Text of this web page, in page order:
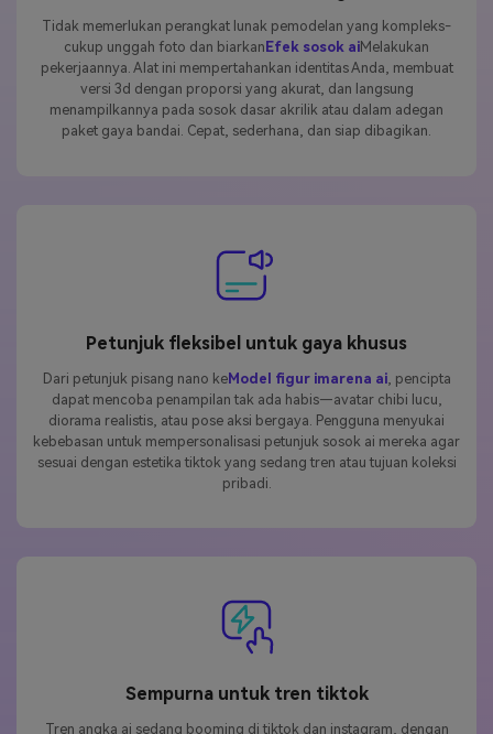
Tidak memerlukan perangkat lunak pemodelan yang kompleks-
cukup unggah foto dan biarkan Efek sosok aiMelakukan
pekerjaannya. Alat ini mempertahankan identitas Anda, membuat
versi 3d dengan proporsi yang akurat, dan langsung
menampilkannya pada sosok dasar akrilik atau dalam adegan
paket gaya bandai. Cepat, sederhana, dan siap dibagikan.
Petunjuk fleksibel untuk gaya khusus
Dari petunjuk pisang nano keModel figur imarena ai, pencipta
dapat mencoba penampilan tak ada habis—avatar chibi lucu,
diorama realistis, atau pose aksi bergaya. Pengguna menyukai
kebebasan untuk mempersonalisasi petunjuk sosok ai mereka agar
sesuai dengan estetika tiktok yang sedang tren atau tujuan koleksi
pribadi.
Sempurna untuk tren tiktok
Tren angka ai sedang booming di tiktok dan instagram, dengan